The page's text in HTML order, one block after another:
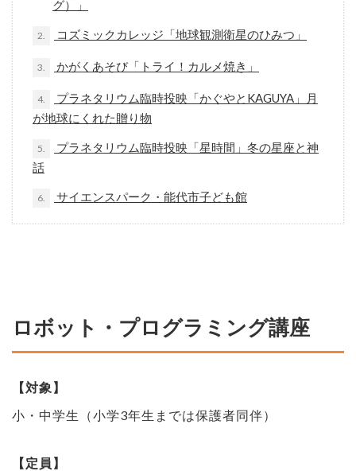
グ）」
2. コズミックカレッジ「地球観測衛星のひみつ」
3. かがくあそび「トライ！カルメ焼き」
4.
プラネタリウム臨時投映「かぐやとKAGUYA」月
が地球にくれた贈り物
5.
プラネタリウム臨時投映「星時間」冬の星座と神
話
6. サイエンスパーク・能代市子ども館
ロボット・プログラミング講座
【対象】
小・中学生（小学3年生までは保護者同伴）
【定員】